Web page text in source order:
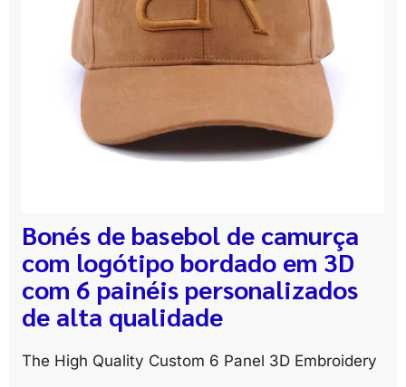
Bonés de basebol de camurça
com logótipo bordado em 3D
com 6 painéis personalizados
de alta qualidade
The High Quality Custom 6 Panel 3D Embroidery